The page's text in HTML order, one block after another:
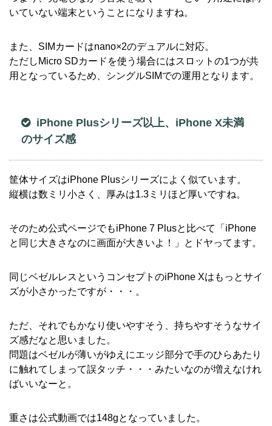
いていない端末ということになりますね。
また、SIMカードはnano×2のデュアルに対応。
ただしMicro SDカードを使う場合にはスロットの1つが共
用となっているため、シングルSIMでの運用となります。
iPhone Plusシリーズ以上、iPhone X未満
のサイズ感
筐体サイズはiPhone Plusシリーズによく似ています。
縦横は数ミリ小さく、厚みは1.3ミリほど厚いですね。
そのため公式ページでもiPhone 7 Plusと比べて「iPhone
と同じ大きさなのに画面が大きいよ！」とドヤってます。
同じベゼルレスというコンセプトのiPhone Xはもっとサイ
ズが小さかったですが・・・。
ただ、それでもかなり使いやすそう、持ちやすそうなサイ
ズ感だなと思いました。
問題はベゼルが薄いがゆえにエッジ部分で手のひらあたり
に触れてしまって誤タッチ・・・みたいなのが増えなけれ
ばいいなーと。
重さは公式動画では148gとなっていました。